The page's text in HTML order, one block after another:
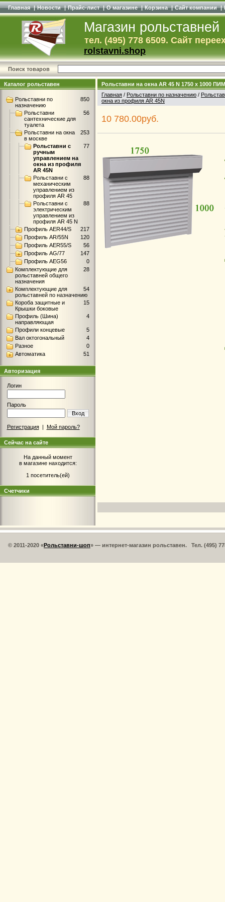
Главная | Новости | Прайс-лист | О магазине | Корзина | Сайт компании |
Магазин рольставней
тел. (495) 778 6509. Сайт
rolstavni.shop
Поиск товаров
Каталог рольставен
850
Рольставни по
назначению
56
Рольставни
сантехнические для
туалета
253
Рольставни на окна
в москве
77
Рольставни с
ручным
управлением на
окна из профиля
AR 45N
88
Рольставни с
механическим
управлением из
профиля AR 45
88
Рольставни с
электрическим
управлением из
профиля AR 45 N
217
Профиль AER44/S
120
Профиль AR/55N
56
Профиль AER55/S
147
Профиль AG/77
0
Профиль AEG56
28
Комплектующие для
рольставней общего
назначения
54
Комплектующие для
рольставней по назначению
15
Короба защитные и
Крышки боковые
4
Профиль (Шина)
направляющая
5
Профили концевые
4
Вал октогональный
0
Разное
51
Автоматика
Авторизация
Логин
Пароль
Вход
Регистрация| Мой пароль?
Сейчас на сайте
На данный момент
в магазине находится:
1 посетитель(ей)
Счетчики
Рольставни на окна AR 45 N 1750 x 1000
Главная / Рольставни по назначению /
окна из профиля AR 45N
10 780.00руб.
© 2011-2020 «Рольставни-шоп» — интернет-магазин рольставен. Тел. (495)